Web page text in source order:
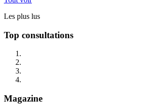
Les plus lus
Top consultations
Magazine